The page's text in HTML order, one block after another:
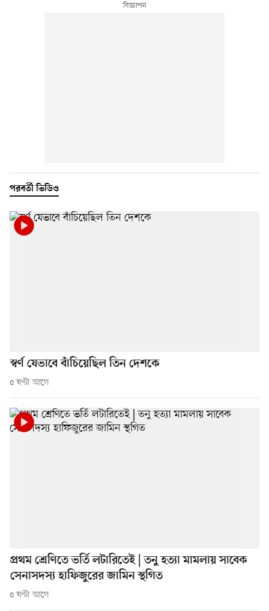
পরবর্তী ভিডিও
স্বর্ণ যেভাবে বাঁচিয়েছিল তিন দেশকে
৫ ঘণ্টা আগে
প্রথম শ্রেণিতে ভর্তি লটারিতেই | তনু হত্যা মামলায় সাবেক
সেনাসদস্য হাফিজুরের জামিন স্থগিত
৫ ঘণ্টা আগে